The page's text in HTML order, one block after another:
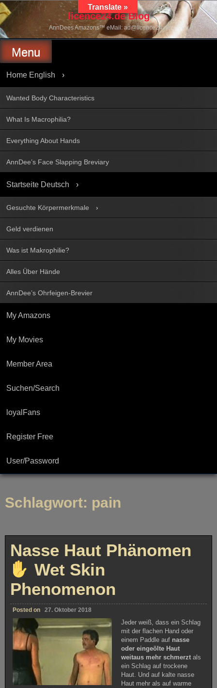
Skip
to
content
licence24.de Blog
AnnDees Amazons™ eMail: ad@licence24.de
Menu
Home English
Wanted Body Characteristics
What Is Macrophilia?
Everything About Hands
AnnDee’s Face Slapping Breviary
Startseite Deutsch
Gesuchte Körpermerkmale
Geld verdienen
Was ist Makrophilie?
Alles Über Hände
AnnDee’s Ohrfeigen-Brevier
My Amazons
My Movies
Member Area
Suchen/Search
loyalFans
Register Free
User/Password
Schlagwort: pain
Nasse Haut Phänomen
Wet Skin
Phenomenon
Posted on 27. Oktober 2018
Jeder weiß, dass ein Schlag
mit der flachen Hand oder
einem Paddle auf nasse
oder eingeölte Haut
weitaus mehr schmerzt als
ein Schlag auf trockene
Haut. Und auf kalte nasse
Haut mehr als auf warme
Translate »